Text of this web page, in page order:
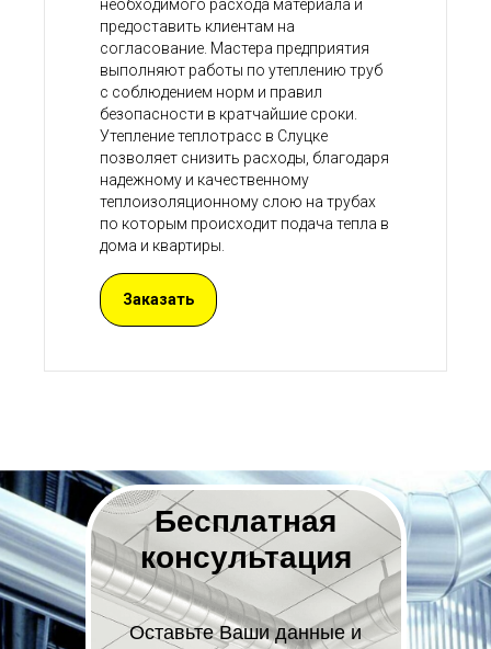
необходимого расхода материала и
предоставить клиентам на
согласование. Мастера предприятия
выполняют работы по утеплению труб
с соблюдением норм и правил
безопасности в кратчайшие сроки.
Утепление теплотрасс в Слуцке
позволяет снизить расходы, благодаря
надежному и качественному
теплоизоляционному слою на трубах
по которым происходит подача тепла в
дома и квартиры.
Заказать
Бесплатная
консультация
Оставьте Ваши данные и